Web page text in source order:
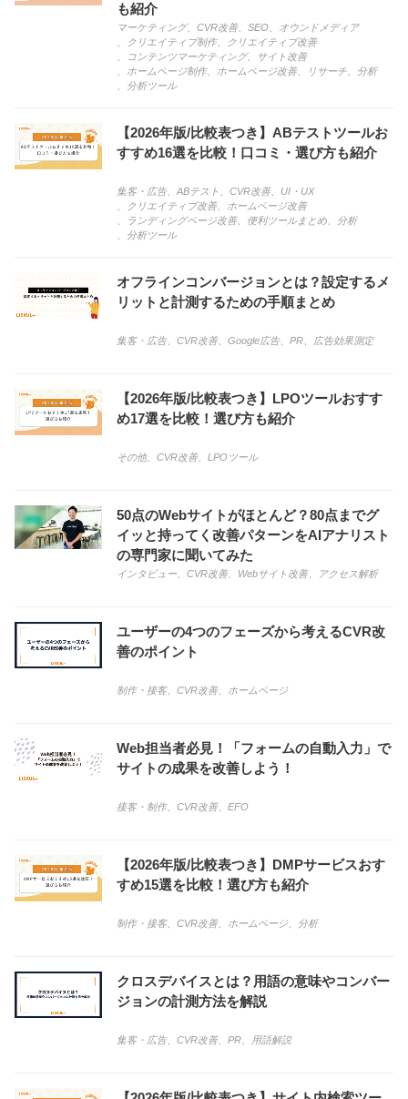
も紹介
マーケティング、 CVR改善、 SEO
オウンドメディア
クリエイティブ制作、
クリエイティブ改善
コンテンツマーケティング、
サイト改善
ホームページ制作、 ホームページ改善、 リサーチ
分析
分析ツール
【2026年版/比較表つき】ABテストツールお
すすめ16選を比較！口コミ・選び方も紹介
集客・広告、 ABテスト CVR改善、 UI・UX
クリエイティブ改善、 ホームページ改善
ランディングページ改善、 便利ツールまとめ
分析
分析ツール
オフラインコンバージョンとは？設定するメ
リットと計測するための手順まとめ
集客・広告、 CVR改善、 Google広告、 PR 広告効果測定
【2026年版/比較表つき】LPOツールおすす
め17選を比較！選び方も紹介
その他、 CVR改善、 LPOツール
50点のWebサイトがほとんど？80点までグ
イッと持ってく改善パターンをAIアナリスト
の専門家に聞いてみた
インタビュー CVR改善、 Webサイト改善、 アクセス解析
ユーザーの4つのフェーズから考えるCVR改
善のポイント
制作・接客、 CVR改善、 ホームページ
Web担当者必見！「フォームの自動入力」で
サイトの成果を改善しよう！
接客・制作、 CVR改善、 EFO
【2026年版/比較表つき】DMPサービスおす
すめ15選を比較！選び方も紹介
制作・接客、 CVR改善、 ホームページ、 分析
クロスデバイスとは？用語の意味やコンバー
ジョンの計測方法を解説
集客・広告、 CVR改善、 PR 用語解説